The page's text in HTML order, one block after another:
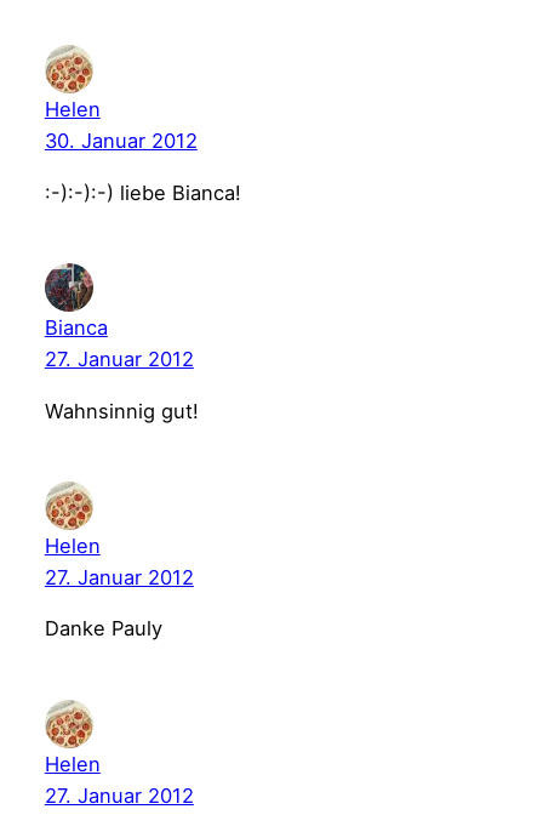
Helen
30. Januar 2012
:-):-):-) liebe Bianca!
Bianca
27. Januar 2012
Wahnsinnig gut!
Helen
27. Januar 2012
Danke Pauly
Helen
27. Januar 2012